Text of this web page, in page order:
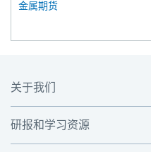
金属期货
关于我们
研报和学习资源